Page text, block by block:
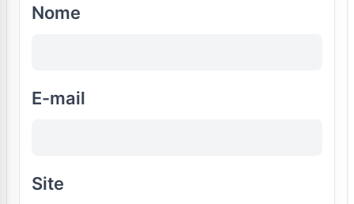
Nome
E-mail
Site